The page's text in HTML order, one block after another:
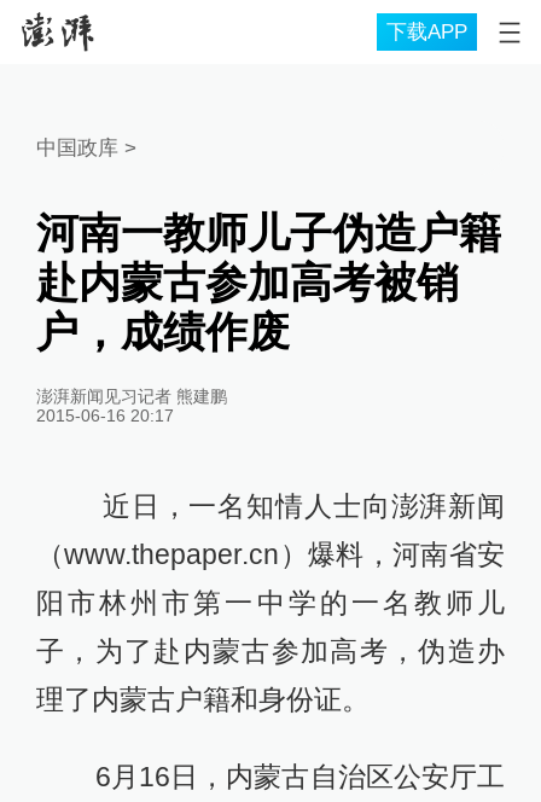
下载APP
中国政库 >
河南一教师儿子伪造户籍
赴内蒙古参加高考被销
户，成绩作废
澎湃新闻见习记者 熊建鹏
2015-06-16 20:17
近日，一名知情人士向澎湃新闻
（www.thepaper.cn）爆料，河南省安
阳市林州市第一中学的一名教师儿
子，为了赴内蒙古参加高考，伪造办
理了内蒙古户籍和身份证。
6月16日，内蒙古自治区公安厅工